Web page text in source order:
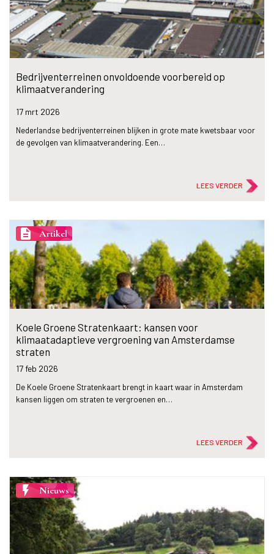
Bedrijventerreinen onvoldoende voorbereid op
klimaatverandering
17 mrt 2026
Nederlandse bedrijventerreinen blijken in grote mate kwetsbaar voor
de gevolgen van klimaatverandering. Een…
LEES VERDER
description Artikel
Koele Groene Stratenkaart: kansen voor
klimaatadaptieve vergroening van Amsterdamse
straten
17 feb 2026
De Koele Groene Stratenkaart brengt in kaart waar in Amsterdam
kansen liggen om straten te vergroenen en…
LEES VERDER
flash_on Nieuws